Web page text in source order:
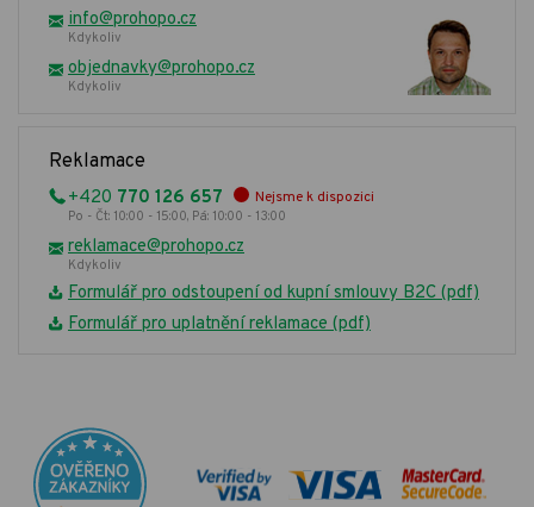
info@prohopo.cz
Kdykoliv
objednavky@prohopo.cz
Kdykoliv
Reklamace
+420 770 126 657 Nejsme k dispozici
Po - Čt: 10:00 - 15:00, Pá: 10:00 - 13:00
reklamace@prohopo.cz
Kdykoliv
Formulář pro odstoupení od kupní smlouvy B2C (pdf)
Formulář pro uplatnění reklamace (pdf)